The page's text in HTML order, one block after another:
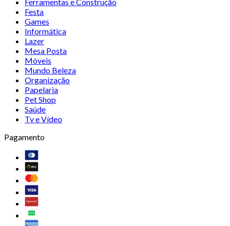
Festa
Games
Informática
Lazer
Mesa Posta
Móveis
Mundo Beleza
Organização
Papelaria
Pet Shop
Saúde
Tv e Vídeo
Pagamento